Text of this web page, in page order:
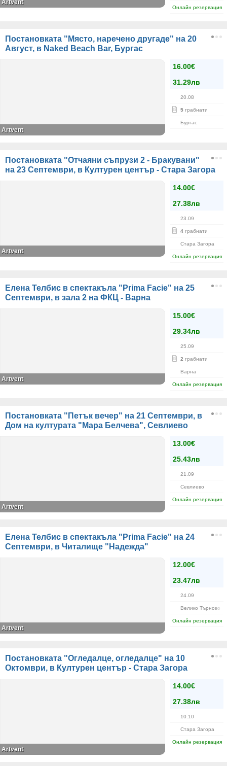
Онлайн резервация
Artvent
Постановката "Място, наречено другаде" на 20
Август, в Naked Beach Bar, Бургас
16.00€
31.29лв
20.08
5 грабнати
Бургас
Artvent
Постановката "Отчаяни съпрузи 2 - Бракувани"
на 23 Септември, в Културен център - Стара Загора
14.00€
27.38лв
23.09
4 грабнати
Стара Загора
Онлайн резервация
Artvent
Елена Телбис в спектакъла "Prima Facie" на 25
Септември, в зала 2 на ФКЦ - Варна
15.00€
29.34лв
25.09
2 грабнати
Варна
Онлайн резервация
Artvent
Постановката "Петък вечер" на 21 Септември, в
Дом на културата "Мара Белчева", Севлиево
13.00€
25.43лв
21.09
Севлиево
Онлайн резервация
Artvent
Елена Телбис в спектакъла "Prima Facie" на 24
Септември, в Читалище "Надежда"
12.00€
23.47лв
24.09
Велико Търново
Онлайн резервация
Artvent
Постановката "Огледалце, огледалце" на 10
Октомври, в Културен център - Стара Загора
14.00€
27.38лв
10.10
Стара Загора
Онлайн резервация
Artvent